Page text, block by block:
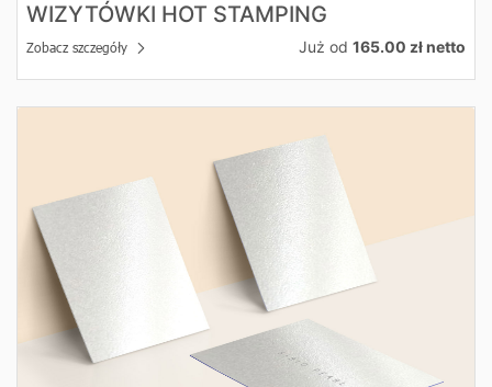
WIZYTÓWKI HOT STAMPING
Już od 165.00 zł netto
Zobacz szczegóły